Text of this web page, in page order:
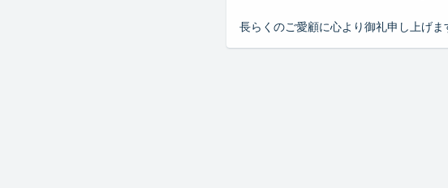
長らくのご愛顧に心より御礼申し上げま